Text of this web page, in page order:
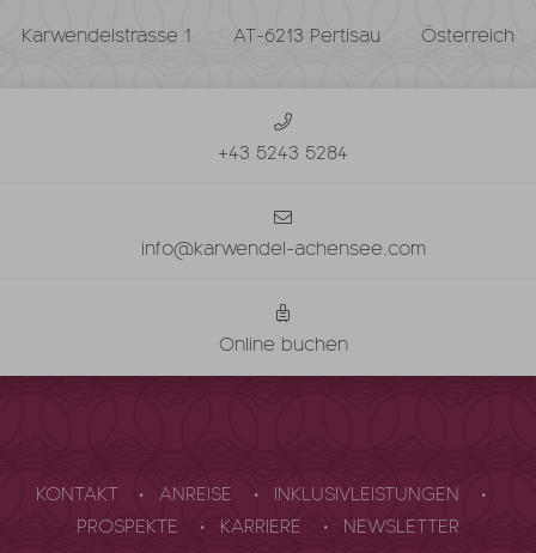
Karwendelstrasse 1 AT-6213 Pertisau Österreich
+43 5243 5284
info@karwendel-achensee.com
Online buchen
KONTAKT ANREISE
INKLUSIVLEISTUNGEN
PROSPEKTE
KARRIERE NEWSLETTER